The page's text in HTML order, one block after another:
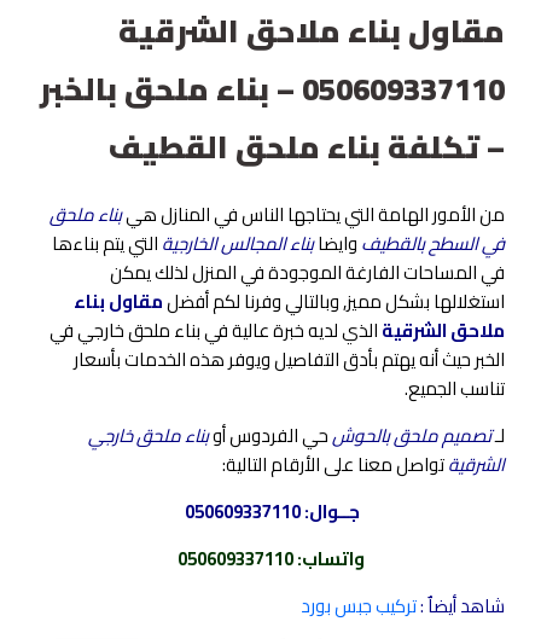
مقاول بناء ملاحق الشرقية
050609337110 – بناء ملحق بالخبر
– تكلفة بناء ملحق القطيف
من الأمور الهامة التي يحتاجها الناس في المنازل هيبناء ملحق
في السطح بالقطيفوايضابناء المجالس الخارجيةالتي يتم بناءها
في المساحات الفارغة الموجودة في المنزل لذلك يمكن
استغلالها بشكل مميز, وبالتالي وفرنا لكم أفضلمقاول بناء
ملاحق الشرقيةالذي لديه خبرة عالية في بناء ملحق خارجي في
الخبر حيث أنه يهتم بأدق التفاصيل ويوفر هذه الخدمات بأسعار
تناسب الجميع.
لـتصميم ملحق بالحوشحي الفردوس أوبناء ملحق خارجي
الشرقيةتواصل معنا على الأرقام التالية:
جــوال:
واتساب:
050609337110
شاهد أيضاٌ :تركيب جبس بورد